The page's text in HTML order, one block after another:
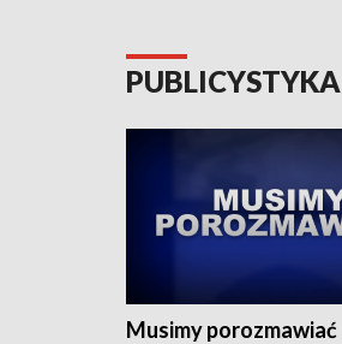
PUBLICYSTYKA
Musimy porozmawiać